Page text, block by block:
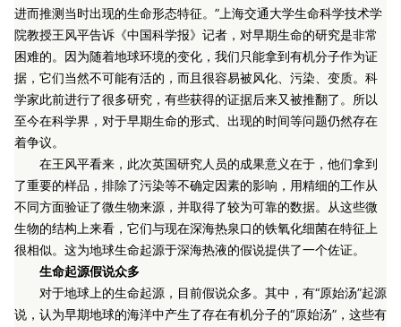
进而推测当时出现的生命形态特征。”上海交通大学生命科学技术学
院教授王风平告诉《中国科学报》记者，对早期生命的研究是非常
困难的。因为随着地球环境的变化，我们只能拿到有机分子作为证
据，它们当然不可能有活的，而且很容易被风化、污染、变质。科
学家此前进行了很多研究，有些获得的证据后来又被推翻了。所以
至今在科学界，对于早期生命的形式、出现的时间等问题仍然存在
着争议。
在王风平看来，此次英国研究人员的成果意义在于，他们拿到
了重要的样品，排除了污染等不确定因素的影响，用精细的工作从
不同方面验证了微生物来源，并取得了较为可靠的数据。从这些微
生物的结构上来看，它们与现在深海热泉口的铁氧化细菌在特征上
很相似。这为地球生命起源于深海热液的假说提供了一个佐证。
生命起源假说众多
对于地球上的生命起源，目前假说众多。其中，有“原始汤”起源
说，认为早期地球的海洋中产生了存在有机分子的“原始汤”，这些有